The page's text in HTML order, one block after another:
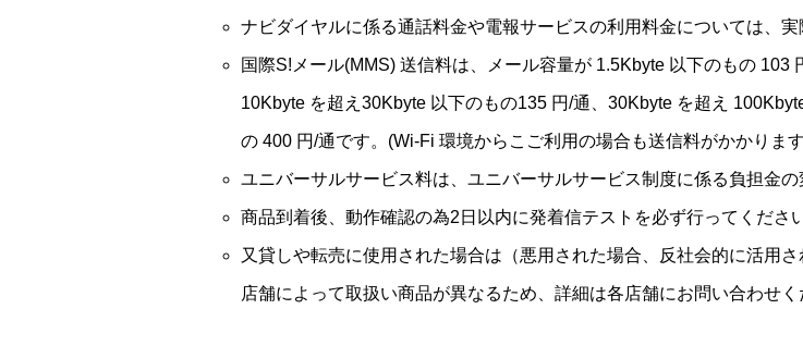
ナビダイヤルに係る通話料金や電報サービスの利用料金については、
国際S!メール(MMS) 送信料は、メール容量が 1.5Kbyte 以下のもの 103
10Kbyte を超え30Kbyte 以下のもの135 円/通、30Kbyte を超え
の 400 円/通です。(Wi-Fi 環境からこご利用の場合も送信料がかかりま
ユニバーサルサービス料は、ユニバーサルサービス制度に係る負担金
商品到着後、動作確認の為2日以内に発着信テストを必ず行ってください
又貸しや転売に使用された場合は（悪用された場合、反社会的に活用
店舗によって取扱い商品が異なるため、詳細は各店舗にお問い合わせく